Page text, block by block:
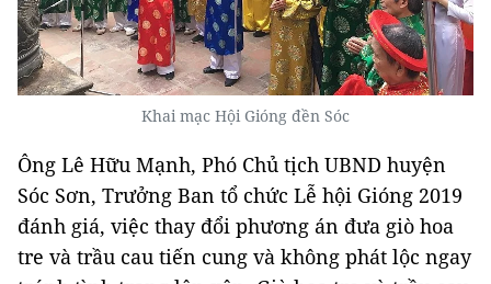
Khai mạc Hội Gióng đền Sóc
Ông Lê Hữu Mạnh, Phó Chủ tịch UBND huyện
Sóc Sơn, Trưởng Ban tổ chức Lễ hội Gióng 2019
đánh giá, việc thay đổi phương án đưa giò hoa
tre và trầu cau tiến cung và không phát lộc ngay